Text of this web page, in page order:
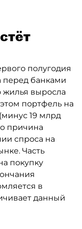
полугодия
перед банками
жилья выросла
портфель на
19 млрд
причина
спроса на
Часть
покупку
в
данный